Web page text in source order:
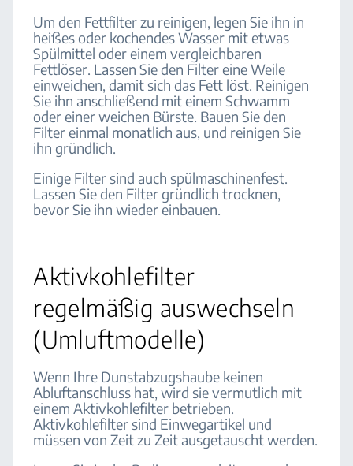
Um den Fettfilter zu reinigen, legen Sie ihn in
heißes oder kochendes Wasser mit etwas
Spülmittel oder einem vergleichbaren
Fettlöser. Lassen Sie den Filter eine Weile
einweichen, damit sich das Fett löst. Reinigen
Sie ihn anschließend mit einem Schwamm
oder einer weichen Bürste. Bauen Sie den
Filter einmal monatlich aus, und reinigen Sie
ihn gründlich.
Einige Filter sind auch spülmaschinenfest.
Lassen Sie den Filter gründlich trocknen,
bevor Sie ihn wieder einbauen.
Aktivkohlefilter
regelmäßig auswechseln
(Umluftmodelle)
Wenn Ihre Dunstabzugshaube keinen
Abluftanschluss hat, wird sie vermutlich mit
einem Aktivkohlefilter betrieben.
Aktivkohlefilter sind Einwegartikel und
müssen von Zeit zu Zeit ausgetauscht werden.